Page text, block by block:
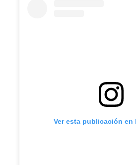
Ver esta publicación en